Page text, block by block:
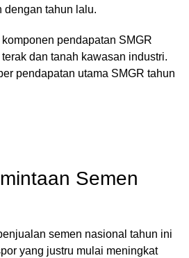
dengan tahun lalu.
pendapatan SMGR
dan tanah kawasan industri.
pendapatan utama SMGR tahun
Semen
semen nasional tahun ini
yang justru mulai meningkat